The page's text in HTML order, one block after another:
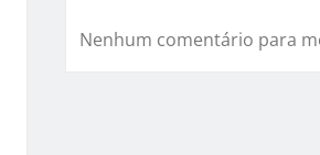
Nenhum comentário para